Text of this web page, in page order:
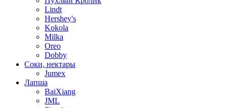
Lindt
Hershey's
Kokola
Milka
Oreo
Dobby
Соки, нектары
Jumex
Лапша
BaiXiang
JML